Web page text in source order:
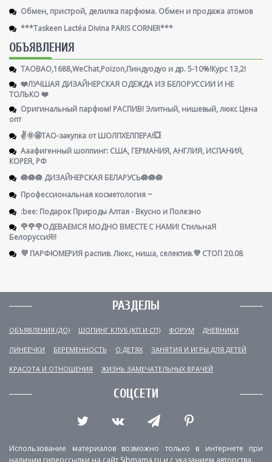
Обмен, пристрой, делилка парфюма. Обмен и продажа атомов
***Taskeen Lactéa Divina PARIS CORNER***
ОБЪЯВЛЕНИЯ
TAOBAO,1688,WeChat,Poizon,Пиндуодуо и др. 5-10%!Курс 13,2!
❤️ЛУЧШАЯ ДИЗАЙНЕРСКАЯ ОДЕЖДА ИЗ БЕЛОРУССИИ И НЕ
ТОЛЬКО ❤️
Оригинальный парфюм! РАСПИВ! Элитный, нишевый, люкс Цена
опт
✌️🌞🤩ТАО-закупка от ШОЛПХЕЛПЕРА!💥
Ааафигенный шоппинг: США, ГЕРМАНИЯ, АНГЛИЯ, ИСПАНИЯ,
КОРЕЯ, РФ
🪷🪷🪷 ДИЗАЙНЕРСКАЯ БЕЛАРУСЬ🪷🪷🪷
Профессиональная косметология ~
:bee: Подарок Природы Алтая - Вкусно и Полезно
🌹🌹🌹ОДЕВАЕМСЯ МОДНО ВМЕСТЕ С НАМИ! СтильнаЯ
БелоруссиЯ‼
💜 ПАРФЮМЕРИЯ распив. Люкс, ниша, селектив.💜 СТОП 20.08
РАЗДЕЛЫ
ОБЪЯВЛЕНИЯ (ДО) ШОПИНГ КЛУБ (КП И СП) ФОРУМ ДНЕВНИКИ
ЛИНЕЕЧКИ БЕРЕМЕННОСТЬ О ДЕТЯХ ЗАНЯТИЯ И ИГРЫ ДЛЯ ДЕТЕЙ
КРАСОТА И ОТНОШЕНИЯ ЖИЗНЬ ЗАМЕЧАТЕЛЬНЫХ ВРАЧЕЙ
СОЦСЕТИ
Использование материалов возможно только в интернете при
наличии гиперссылки на сайт Sibmama.ru и с указанием авторства.